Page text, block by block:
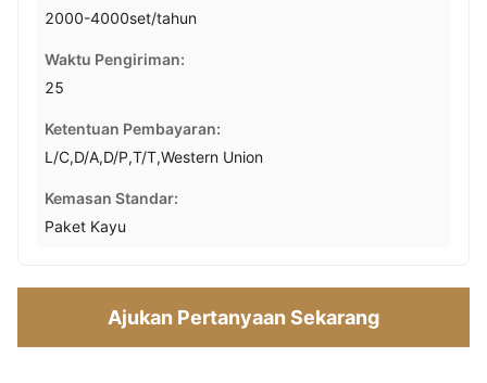
2000-4000set/tahun
Waktu Pengiriman:
25
Ketentuan Pembayaran:
L/C,D/A,D/P,T/T,Western Union
Kemasan Standar:
Paket Kayu
Ajukan Pertanyaan Sekarang